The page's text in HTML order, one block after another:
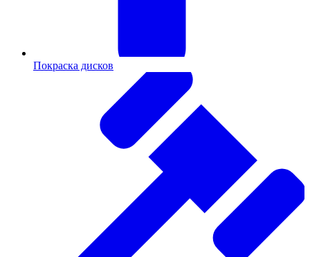
Покраска дисков